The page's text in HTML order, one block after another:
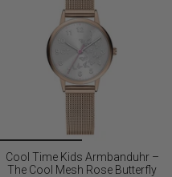
Cool Time Kids Armbanduhr –
The Cool Mesh Rose Butterfly